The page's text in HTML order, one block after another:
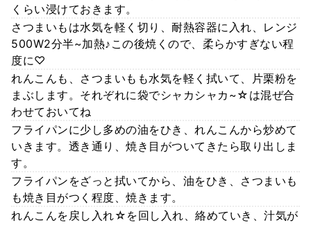
くらい浸けておきます。
さつまいもは水気を軽く切り、耐熱容器に入れ、レンジ
500W2分半~加熱♪この後焼くので、柔らかすぎない程
度に♡
れんこんも、さつまいもも水気を軽く拭いて、片栗粉を
まぶします。それぞれに袋でシャカシャカ~☆は混ぜ合
わせておいてね
フライパンに少し多めの油をひき、れんこんから炒めて
いきます。透き通り、焼き目がついてきたら取り出しま
す。
フライパンをざっと拭いてから、油をひき、さつまいも
も焼き目がつく程度、焼きます。
れんこんを戻し入れ☆を回し入れ、絡めていき、汁気が